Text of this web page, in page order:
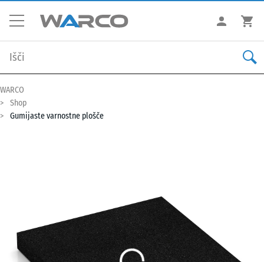
WARCO
Shop
Gumijaste varnostne plošče